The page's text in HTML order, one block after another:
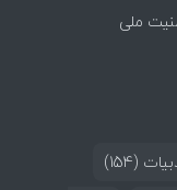
ملی
(154)